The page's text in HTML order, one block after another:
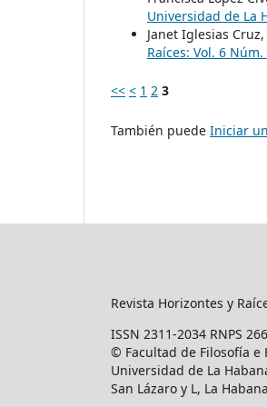
Universidad de La
Janet Iglesias Cruz,
Raíces: Vol. 6
<< < 1 2 3
También puede Iniciar
Revista Horizontes y
ISSN 2311-2034 RNPS
© Facultad de Filosofía e
Universidad de La
San Lázaro y L, La